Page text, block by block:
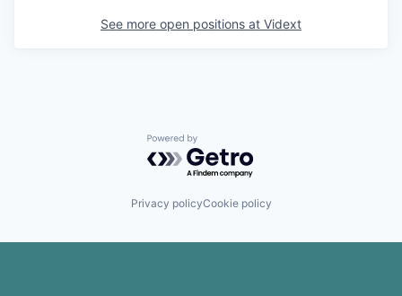
See more open positions at Vidext
Powered by Getro.com
Privacy policyCookie policy